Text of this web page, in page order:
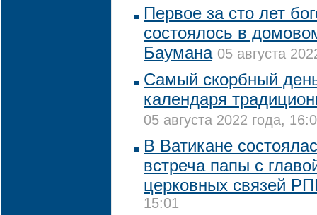
Первое за сто лет
состоялось в
Баумана 05 августа
Самый скорбный
календаря
05 августа 2022 года,
В Ватикане
встреча папы с
церковных связей
15:01